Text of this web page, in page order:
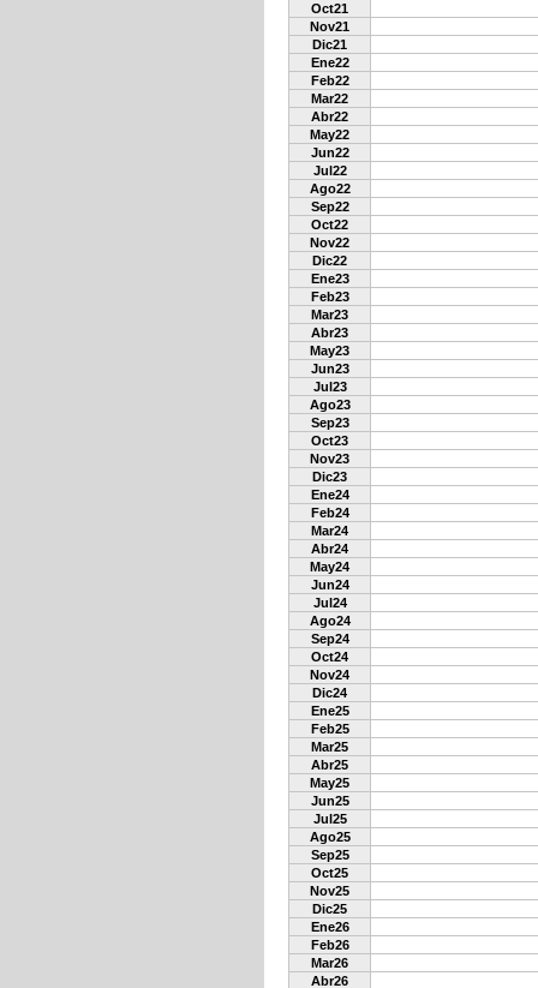
Oct21
Nov21
Dic21
Ene22
Feb22
Mar22
Abr22
May22
Jun22
Jul22
Ago22
Sep22
Oct22
Nov22
Dic22
Ene23
Feb23
Mar23
Abr23
May23
Jun23
Jul23
Ago23
Sep23
Oct23
Nov23
Dic23
Ene24
Feb24
Mar24
Abr24
May24
Jun24
Jul24
Ago24
Sep24
Oct24
Nov24
Dic24
Ene25
Feb25
Mar25
Abr25
May25
Jun25
Jul25
Ago25
Sep25
Oct25
Nov25
Dic25
Ene26
Feb26
Mar26
Abr26